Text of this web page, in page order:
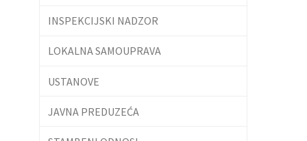
INSPEKCIJSKI NADZOR
LOKALNA SAMOUPRAVA
USTANOVE
JAVNA PREDUZEĆA